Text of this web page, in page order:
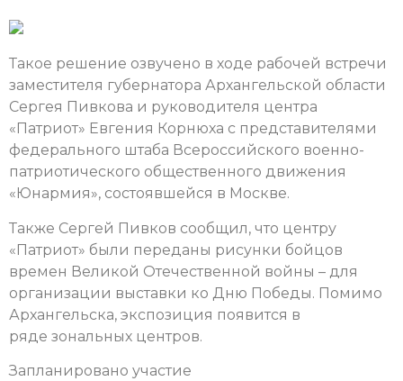
Такое решение озвучено в ходе рабочей встречи
заместителя губернатора Архангельской области
Сергея Пивкова и руководителя центра
«Патриот» Евгения Корнюха с представителями
федерального штаба Всероссийского военно-
патриотического общественного движения
«Юнармия», состоявшейся в Москве.
Также Сергей Пивков сообщил, что центру
«Патриот» были переданы рисунки бойцов
времен Великой Отечественной войны – для
организации выставки ко Дню Победы. Помимо
Архангельска, экспозиция появится в
ряде зональных центров.
Запланировано участие